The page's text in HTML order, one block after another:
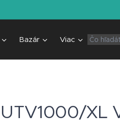
Bazár Viac
UTV1000/XL